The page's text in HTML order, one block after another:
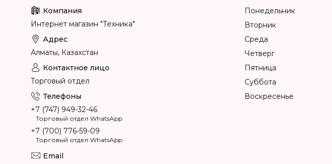
Интернет магазин "Техника"
Алматы, Казахстан
Торговый отдел
+7 (747) 949-32-46
Торговый отдел WhatsApp
+7 (700) 776-59-09
Торговый отдел WhatsApp
Понедельник
Вторник
Среда
Четверг
Пятница
Суббота
Воскресенье